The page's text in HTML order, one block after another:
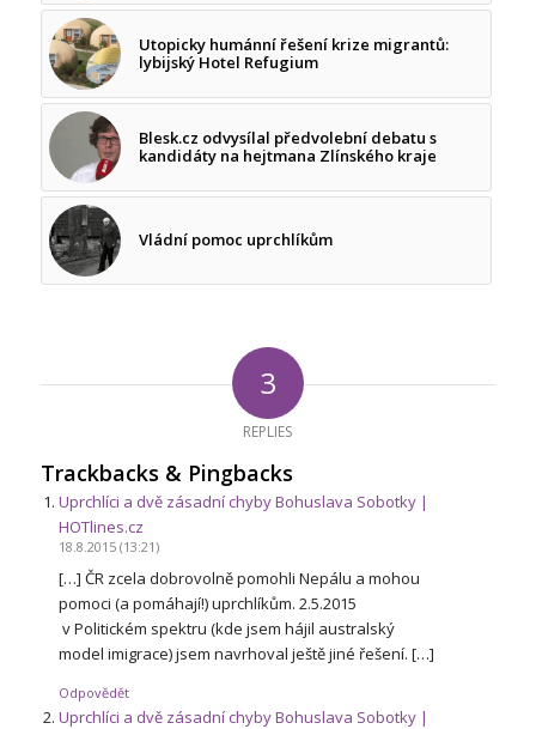
Utopicky humánní řešení krize migrantů:
lybijský Hotel Refugium
Blesk.cz odvysílal předvolební debatu s
kandidáty na hejtmana Zlínského kraje
Vládní pomoc uprchlíkům
3
REPLIES
Trackbacks & Pingbacks
Uprchlíci a dvě zásadní chyby Bohuslava Sobotky |
HOTlines.cz
18.8.2015 (13:21)
[…] ČR zcela dobrovolně pomohli Nepálu a mohou
pomoci (a pomáhají!) uprchlíkům. 2.5.2015
v Politickém spektru (kde jsem hájil australský
model imigrace) jsem navrhoval ještě jiné řešení. […]
Odpovědět
Uprchlíci a dvě zásadní chyby Bohuslava Sobotky |